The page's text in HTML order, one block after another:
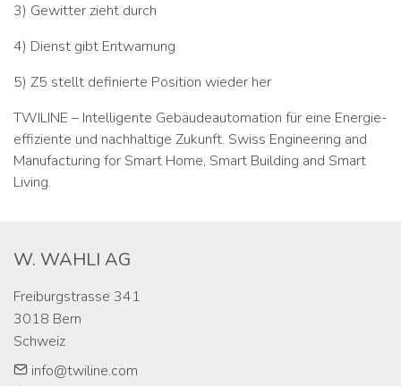
3) Gewitter zieht durch
4) Dienst gibt Entwarnung
5) Z5 stellt definierte Position wieder her
TWILINE – Intelligente Gebäudeautomation für eine Energie-
effiziente und nachhaltige Zukunft. Swiss Engineering and
Manufacturing for Smart Home, Smart Building and Smart
Living.
W. WAHLI AG
Freiburgstrasse 341
3018 Bern
Schweiz
info@twiline.com